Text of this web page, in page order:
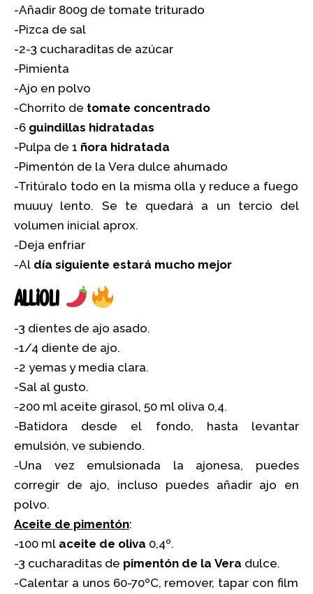
-Añadir 800g de tomate triturado
-Pizca de sal
-2-3 cucharaditas de azúcar
-Pimienta
-Ajo en polvo
-Chorrito de tomate concentrado
-6 guindillas hidratadas
-Pulpa de 1 ñora hidratada
-Pimentón de la Vera dulce ahumado
-Tritúralo todo en la misma olla y reduce a fuego
muuuy lento. Se te quedará a un tercio del
volumen inicial aprox.
-Deja enfriar
-Al día siguiente estará mucho mejor
Allioli
-3 dientes de ajo asado.
-1/4 diente de ajo.
-2 yemas y media clara.
-Sal al gusto.
-200 ml aceite girasol, 50 ml oliva 0,4.
-Batidora desde el fondo, hasta levantar
emulsión, ve subiendo.
-Una vez emulsionada la ajonesa, puedes
corregir de ajo, incluso puedes añadir ajo en
polvo.
Aceite de pimentón:
-100 ml aceite de oliva 0,4º.
-3 cucharaditas de pimentón de la Vera dulce.
-Calentar a unos 60-70ºC, remover, tapar con film